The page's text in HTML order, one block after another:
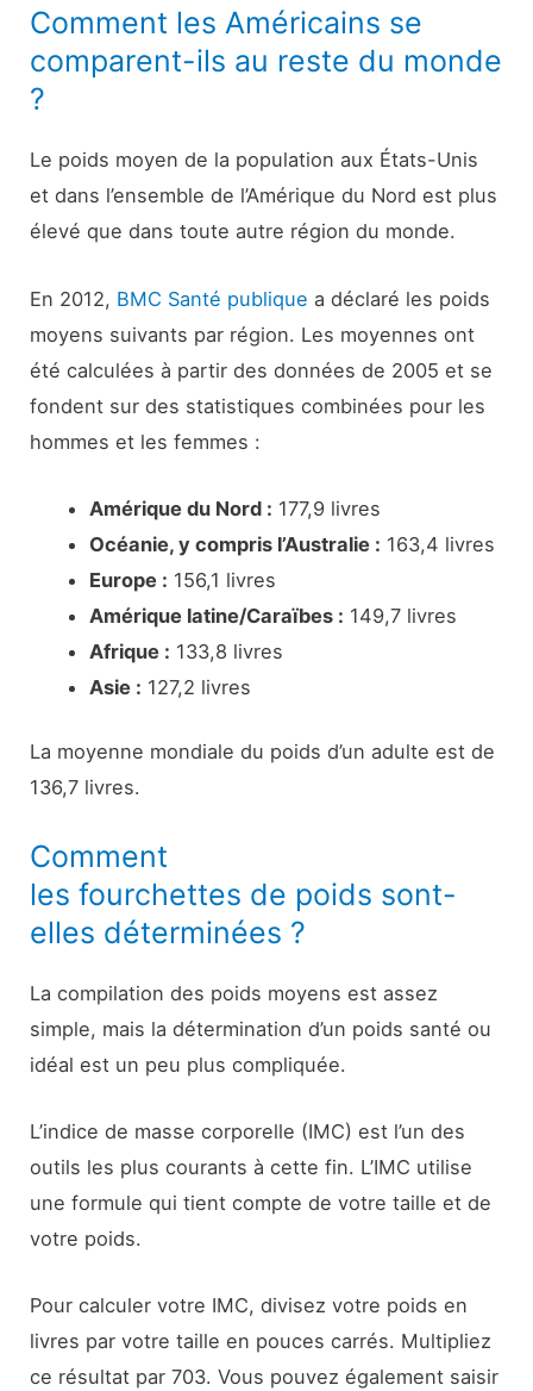
Comment les Américains se
comparent-ils au reste du monde
?
Le poids moyen de la population aux États-Unis
et dans l’ensemble de l’Amérique du Nord est plus
élevé que dans toute autre région du monde.
En 2012, BMC Santé publique a déclaré les poids
moyens suivants par région. Les moyennes ont
été calculées à partir des données de 2005 et se
fondent sur des statistiques combinées pour les
hommes et les femmes :
Amérique du Nord : 177,9 livres
Océanie, y compris l’Australie : 163,4 livres
Europe : 156,1 livres
Amérique latine/Caraïbes : 149,7 livres
Afrique : 133,8 livres
Asie : 127,2 livres
La moyenne mondiale du poids d’un adulte est de
136,7 livres.
Comment
les fourchettes de poids sont-
elles déterminées ?
La compilation des poids moyens est assez
simple, mais la détermination d’un poids santé ou
idéal est un peu plus compliquée.
L’indice de masse corporelle (IMC) est l’un des
outils les plus courants à cette fin. L’IMC utilise
une formule qui tient compte de votre taille et de
votre poids.
Pour calculer votre IMC, divisez votre poids en
livres par votre taille en pouces carrés. Multipliez
ce résultat par 703. Vous pouvez également saisir